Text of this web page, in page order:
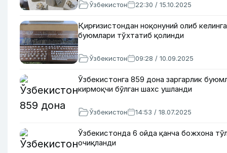
Ўзбекистон 22:30 / 15.10.2025
Қирғизистондан ноқонуний олиб
буюмлари тўхтатиб қолинди
Ўзбекистон 09:28 / 10.09.2025
Ўзбекистонга 859 дона заргарлик
кирмоқчи бўлган шахс ушланди
Ўзбекистон 14:53 / 18.07.2025
Ўзбекистонда 6 ойда қанча божхона
очиқланди